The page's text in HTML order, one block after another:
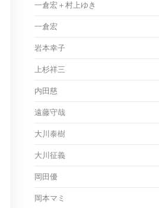
一倉宏＋村上ゆき
一倉宏
岩本幸子
上杉祥三
内田慈
遠藤守哉
大川泰樹
大川征義
岡田優
岡本マミ